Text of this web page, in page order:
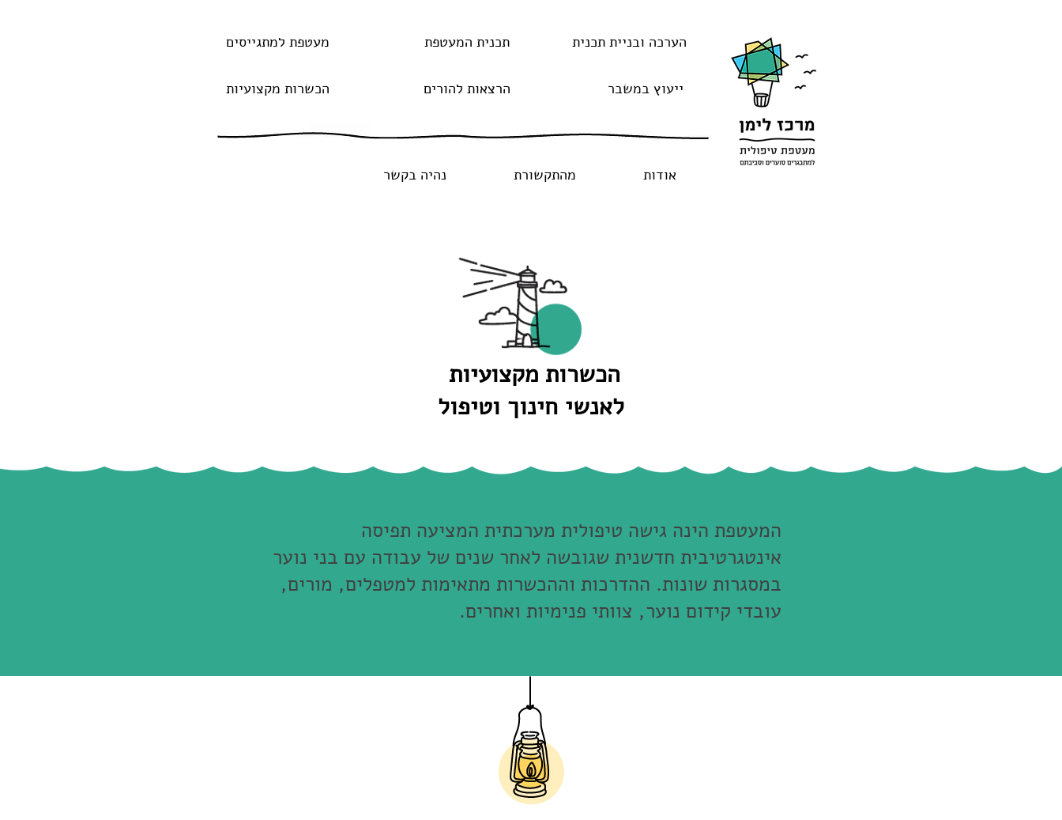
מעטפת למתגייסים
הכשרות מקצועיות
תכנית המעטפת
הרצאות להורים
הערכה ובניית תכנית
ייעוץ במשבר
אודות מהתקשורת נהיה בקשר
הכשרות מקצועיות
לאנשי חינוך וטיפול
המעטפת הינה גישה טיפולית מערכתית המציעה תפיסה
אינטגרטיבית חדשנית שגובשה לאחר שנים של עבודה עם בני נוער
במסגרות שונות. ההדרכות וההכשרות מתאימות למטפלים, מורים,
עובדי קידום נוער, צוותי פנימיות ואחרים.